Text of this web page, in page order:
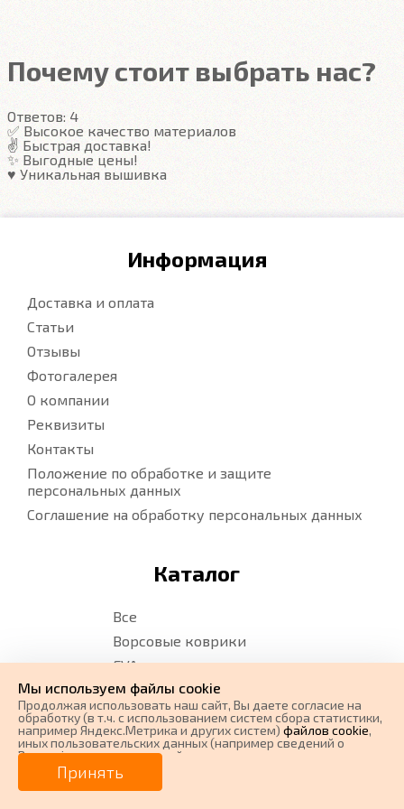
0 ₽
от0₽/мес. Плати частями
Почему стоит выбрать нас?
Ответов: 4
✅ Высокое качество материалов
✌️ Быстрая доставка!
✨ Выгодные цены!
♥️ Уникальная вышивка
Информация
Доставка и оплата
Статьи
Отзывы
Фотогалерея
О компании
Реквизиты
Контакты
Положение по обработке и защите
персональных данных
Соглашение на обработку персональных данных
Каталог
Все
Ворсовые коврики
EVA коврики
Водительские коврики
Карта сайта
Карта сайта. Ворс
Мы используем файлы cookie
Продолжая использовать наш cайт, Вы даете согласие на
обработку (в т.ч. с использованием систем сбора статистики,
например Яндекс.Метрика и других систем) файлов cookie,
иных пользовательских данных (например сведений о
Вашем ip-адресе, сведений о местоположении, типе
устройства, времени посещения страницы, сведений о
ресурсах сети Интернет, с которых были совершены
переходы на наш сайт, сведения о Ваших действиях на сайте
Принять